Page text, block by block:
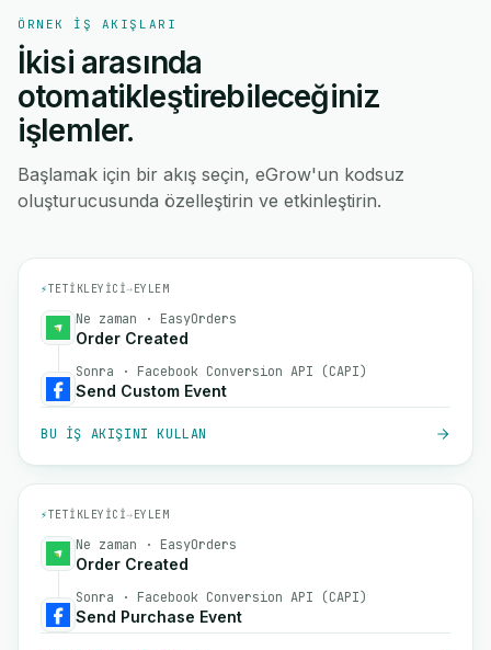
ÖRNEK IŞ AKIŞLARI
İkisi arasında
otomatikleştirebileceğiniz
işlemler.
Başlamak için bir akış seçin, eGrow'un kodsuz
oluşturucusunda özelleştirin ve etkinleştirin.
⚡TETIKLEYICI→EYLEM
Ne zaman · EasyOrders
Order Created
Sonra · Facebook Conversion API (CAPI)
Send Custom Event
BU IŞ AKIŞINI KULLAN
⚡TETIKLEYICI→EYLEM
Ne zaman · EasyOrders
Order Created
Sonra · Facebook Conversion API (CAPI)
Send Purchase Event